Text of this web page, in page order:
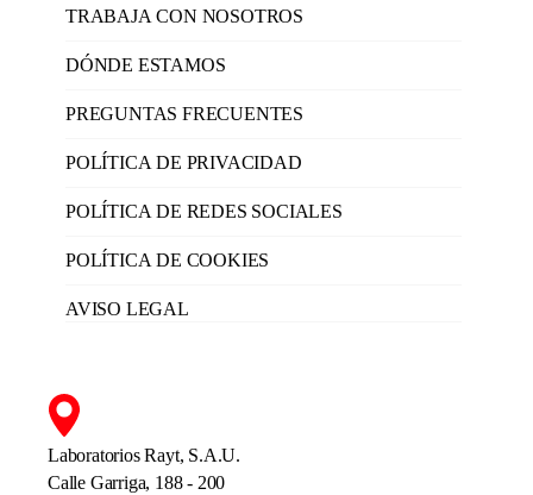
TRABAJA CON NOSOTROS
DÓNDE ESTAMOS
PREGUNTAS FRECUENTES
POLÍTICA DE PRIVACIDAD
POLÍTICA DE REDES SOCIALES
POLÍTICA DE COOKIES
AVISO LEGAL
Laboratorios Rayt, S.A.U.
Calle Garriga, 188 - 200